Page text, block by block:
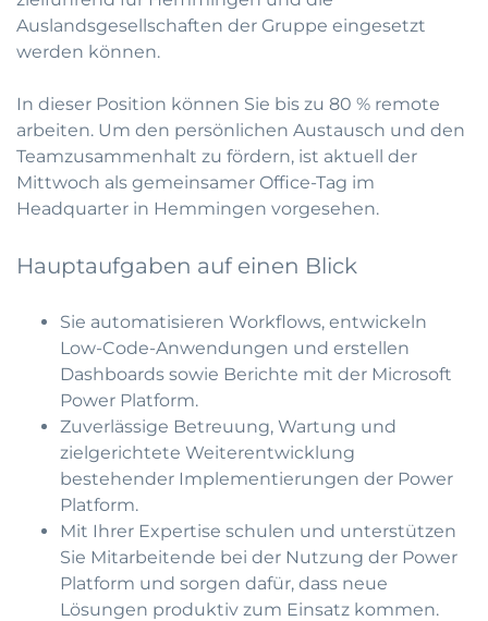
Auslandsgesellschaften der Gruppe eingesetzt
werden können.
In dieser Position können Sie bis zu 80 % remote
arbeiten. Um den persönlichen Austausch und den
Teamzusammenhalt zu fördern, ist aktuell der
Mittwoch als gemeinsamer Office-Tag im
Headquarter in Hemmingen vorgesehen.
Hauptaufgaben auf einen Blick
Sie automatisieren Workflows, entwickeln
Low-Code-Anwendungen und erstellen
Dashboards sowie Berichte mit der Microsoft
Power Platform.
Zuverlässige Betreuung, Wartung und
zielgerichtete Weiterentwicklung
bestehender Implementierungen der Power
Platform.
Mit Ihrer Expertise schulen und unterstützen
Sie Mitarbeitende bei der Nutzung der Power
Platform und sorgen dafür, dass neue
Lösungen produktiv zum Einsatz kommen.